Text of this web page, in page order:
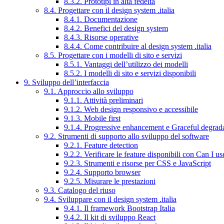
8.4. Progettare con il design system .italia
8.4.1. Documentazione
8.4.2. Benefici del design system
8.4.3. Risorse operative
8.4.4. Come contribuire al design system .italia
8.5. Progettare con i modelli di sito e servizi
8.5.1. Vantaggi dell’utilizzo dei modelli
8.5.2. I modelli di sito e servizi disponibili
9. Sviluppo dell’interfaccia
9.1. Approccio allo sviluppo
9.1.1. Attività preliminari
9.1.2. Web design responsivo e accessibile
9.1.3. Mobile first
9.1.4. Progressive enhancement e Graceful
9.2. Strumenti di supporto allo sviluppo del software
9.2.1. Feature detection
9.2.2. Verificare le feature disponibili con Can I
9.2.3. Strumenti e risorse per CSS e JavaScript
9.2.4. Supporto browser
9.2.5. Misurare le prestazioni
9.3. Catalogo del riuso
9.4. Sviluppare con il design system .italia
9.4.1. Il framework Bootstrap Italia
9.4.2. Il kit di sviluppo React